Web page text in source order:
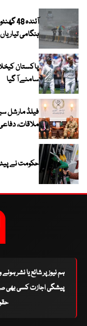
آئندہ
ہنگامی
سامنے آ گیا
فیلڈ مارشل
ملاقات،
حکومت نے
ہم نیوز پر شائع یا نشر
پیشگی اجازت کسی بھی